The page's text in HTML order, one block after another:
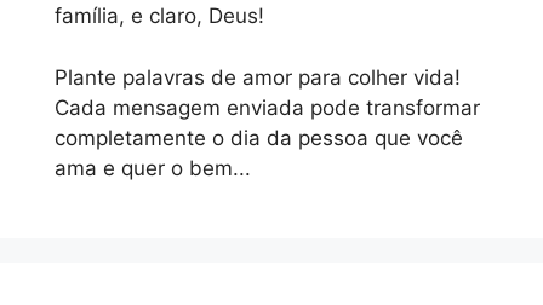
família, e claro, Deus!
Plante palavras de amor para colher vida!
Cada mensagem enviada pode transformar
completamente o dia da pessoa que você
ama e quer o bem...